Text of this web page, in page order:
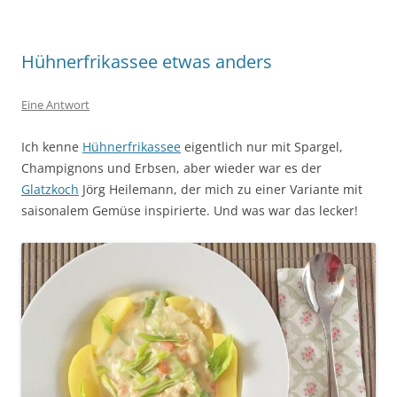
Hühnerfrikassee etwas anders
Eine Antwort
Ich kenne Hühnerfrikassee eigentlich nur mit Spargel,
Champignons und Erbsen, aber wieder war es der
Glatzkoch Jörg Heilemann, der mich zu einer Variante mit
saisonalem Gemüse inspirierte. Und was war das lecker!